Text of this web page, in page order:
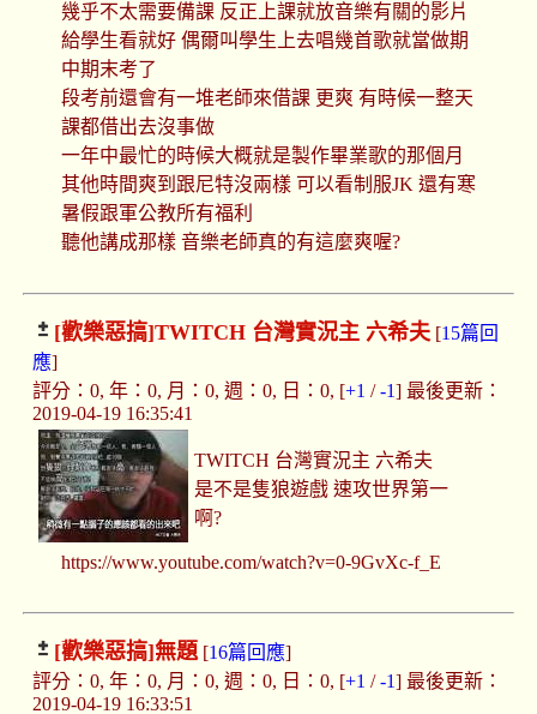
幾乎不太需要備課 反正上課就放音樂有關的影片
給學生看就好 偶爾叫學生上去唱幾首歌就當做期
中期末考了
段考前還會有一堆老師來借課 更爽 有時候一整天
課都借出去沒事做
一年中最忙的時候大概就是製作畢業歌的那個月
其他時間爽到跟尼特沒兩樣 可以看制服JK 還有寒
暑假跟軍公教所有福利
聽他講成那樣 音樂老師真的有這麼爽喔?
[歡樂惡搞]TWITCH 台灣實況主 六希夫[15篇回
應]
評分：0, 年：0, 月：0, 週：0, 日：0, [+1 /-1] 最後更新：
2019-04-19 16:35:41
TWITCH 台灣實況主 六希夫
是不是隻狼遊戲 速攻世界第一
啊?
https://www.youtube.com/watch?v=0-9GvXc-f_E
[歡樂惡搞]無題[16篇回應]
評分：0, 年：0, 月：0, 週：0, 日：0, [+1 /-1] 最後更新：
2019-04-19 16:33:51